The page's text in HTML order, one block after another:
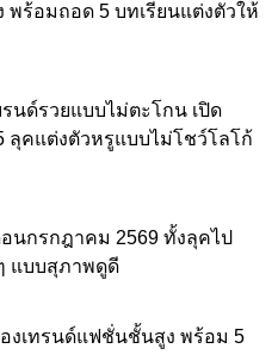
พร้อมถอด 5 บทเรียนแต่งตัวให้
นด์รวยแบบไม่ตะโกน เปิด
ลุคแต่งตัวหรูแบบไม่โชว์โลโก้
นกรกฎาคม 2569 ทั้งลุคไป
แบบสุภาพดูดี
องเทรนด์แฟชั่นชั้นสูง พร้อม 5